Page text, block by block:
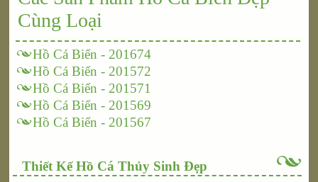
Cùng Loại
Hồ Cá Biển - 201674
Hồ Cá Biển - 201572
Hồ Cá Biển - 201571
Hồ Cá Biển - 201569
Hồ Cá Biển - 201567
Thiết Kế Hồ Cá Thủy Sinh Đẹp